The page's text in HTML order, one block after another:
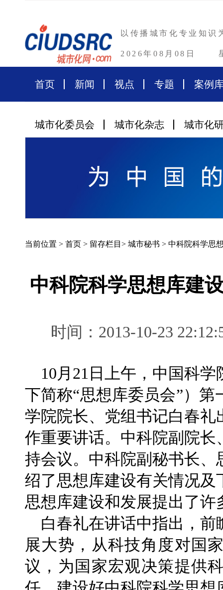
以传播城市化专业知识
2026年08月08日
首页 新闻 视点 专题 案例
城市化委员会 城市化杂志 城市化
当前位置 > 首页 > 留存栏目 > 城市秘书 > 中科院科学思
中科院科学思想库建
时间：2013-10-23
10月21日上午，中国科学
下简称“思想库委员会”）
学院院长、党组书记白春
作重要讲话。中科院副院
持会议。中科院副秘书长
绍了思想库建设有关情况
思想库建设和发展提出了
白春礼在讲话中指出，前
展大势，从科技角度对国
议，为国家宏观决策提供